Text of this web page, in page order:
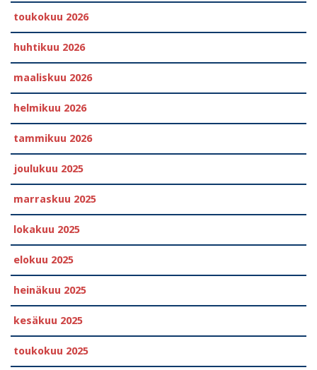
toukokuu 2026
huhtikuu 2026
maaliskuu 2026
helmikuu 2026
tammikuu 2026
joulukuu 2025
marraskuu 2025
lokakuu 2025
elokuu 2025
heinäkuu 2025
kesäkuu 2025
toukokuu 2025